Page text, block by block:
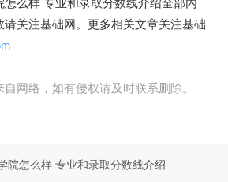
关注基础网。更多相关文章关注基础
网络，如有侵权请及时联系删除。
院怎么样 专业和录取分数线介绍